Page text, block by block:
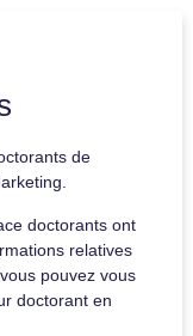
de
doctorants ont
relatives
pouvez vous
doctorant en